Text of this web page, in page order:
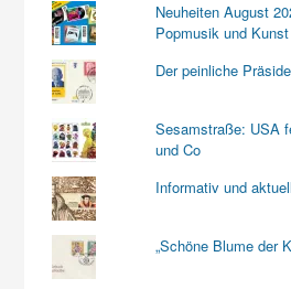
Neuheiten August
Popmusik und Kunst
Der peinliche
Sesamstraße: USA
und Co
Informativ und
„Schöne Blume der